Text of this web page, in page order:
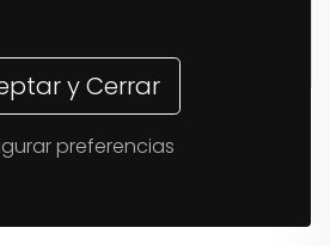
14,37€
y Cerrar
preferencias